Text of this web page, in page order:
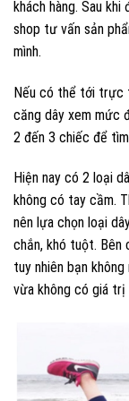
khách hàng. Sau
shop tư vấn sản
mình.
Nếu có thể tới trực
căng dây xem mức
2 đến 3 chiếc để
Hiện nay có 2 loại
không có tay cầm.
nên lựa chọn loại
chắn, khó tuột. Bên
tuy nhiên bạn
vừa không có giá trị